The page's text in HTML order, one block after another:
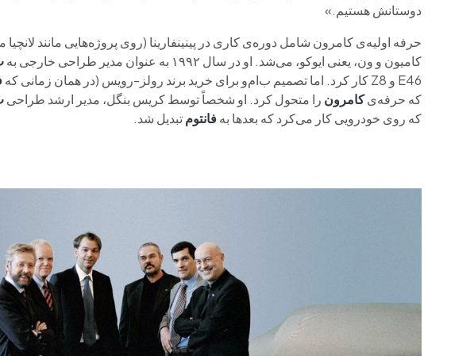
دوستانش هستیم.»
حرفه اولیه‌ی کامرون شامل دوره‌ی کاری در پینینفارینا (روی پروژه‌هایی مانند
کامیون و ون، یعنی ایوکو، می‌شد. او در سال ۱۹۹۲ به عنوان مدیر طراحی خارجی به
E46 و Z8 کار کرد. اما تصمیم ب‌ام‌و برای خرید برند رولز-رویس (در همان زمانی که
که حرفه‌یکامرون را متحول کرد. او شخصاً توسط کریس بنگل، مدیر ارشد طراحی
که روی خودرویی کار می‌کرد که بعدها بهفانتومتبدیل شد.